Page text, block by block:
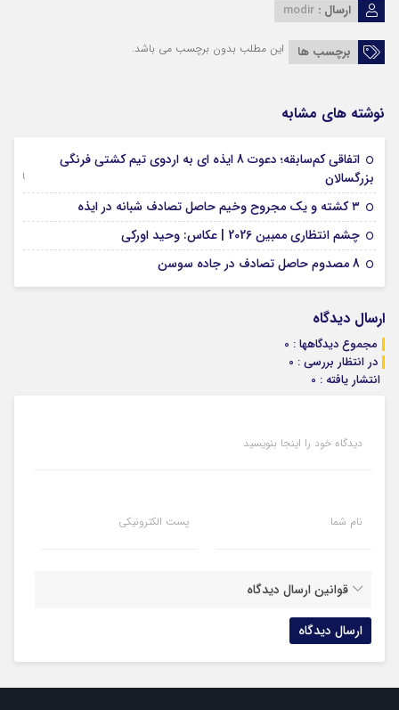
ارسال : modir
برچسب ها این مطلب بدون برچسب می باشد.
نوشته های مشابه
اتفاقی کم‌سابقه؛ دعوت 8 ایذه ای به اردوی تیم کشتی فرنگی
بزرگسالان
09 جولای 2026
۳ کشته و یک مجروح وخیم حاصل تصادف شبانه در ایذه
چشم انتظاری ممبین 2026 | عکاس: وحید اورکی
8 مصدوم حاصل تصادف در جاده سوسن
ارسال دیدگاه
مجموع دیدگاهها : 0
در انتظار بررسی : 0
انتشار یافته : 0
دیدگاه خود را اینجا بنویسید
نام شما پست الکترونیکی
قوانین ارسال دیدگاه